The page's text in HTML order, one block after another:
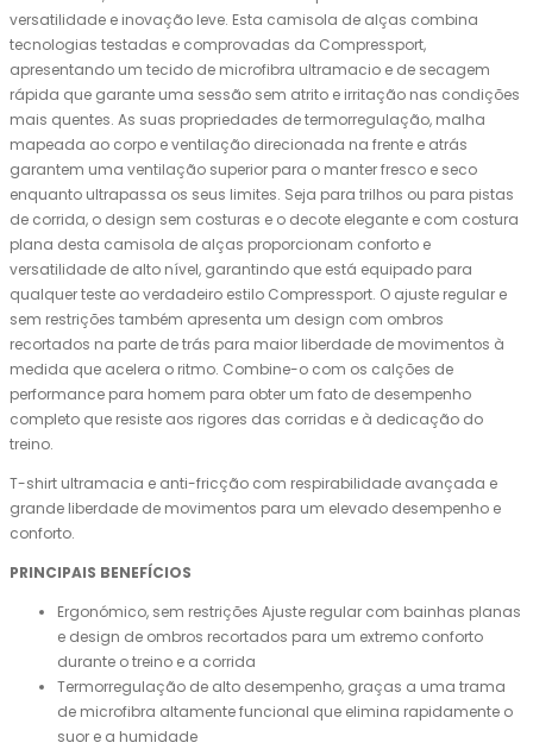
versatilidade e inovação leve. Esta camisola de alças combina
tecnologias testadas e comprovadas da Compressport,
apresentando um tecido de microfibra ultramacio e de secagem
rápida que garante uma sessão sem atrito e irritação nas condições
mais quentes. As suas propriedades de termorregulação, malha
mapeada ao corpo e ventilação direcionada na frente e atrás
garantem uma ventilação superior para o manter fresco e seco
enquanto ultrapassa os seus limites. Seja para trilhos ou para pistas
de corrida, o design sem costuras e o decote elegante e com costura
plana desta camisola de alças proporcionam conforto e
versatilidade de alto nível, garantindo que está equipado para
qualquer teste ao verdadeiro estilo Compressport. O ajuste regular e
sem restrições também apresenta um design com ombros
recortados na parte de trás para maior liberdade de movimentos à
medida que acelera o ritmo. Combine-o com os calções de
performance para homem para obter um fato de desempenho
completo que resiste aos rigores das corridas e à dedicação do
treino.
T-shirt ultramacia e anti-fricção com respirabilidade avançada e
grande liberdade de movimentos para um elevado desempenho e
conforto.
PRINCIPAIS BENEFÍCIOS
Ergonómico, sem restrições Ajuste regular com bainhas planas
e design de ombros recortados para um extremo conforto
durante o treino e a corrida
Termorregulação de alto desempenho, graças a uma trama
de microfibra altamente funcional que elimina rapidamente o
suor e a humidade